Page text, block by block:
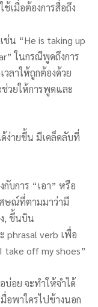
ช้เมื่อต้องการสื่อถึง
น “He is taking up
ในกรณีพูดถึงการ
วลาให้ถูกต้องด้วย
วยให้การพูดและ
ด้ง่ายขึ้น มีเคล็ดลับที่
บการ “เอา” หรือ
ษณ์ที่ตามมาว่ามี
, ขึ้นบิน
phrasal verb เพื่อ
off my shoes”
อย จะทำให้จำได้
อพาใครไปข้างนอก